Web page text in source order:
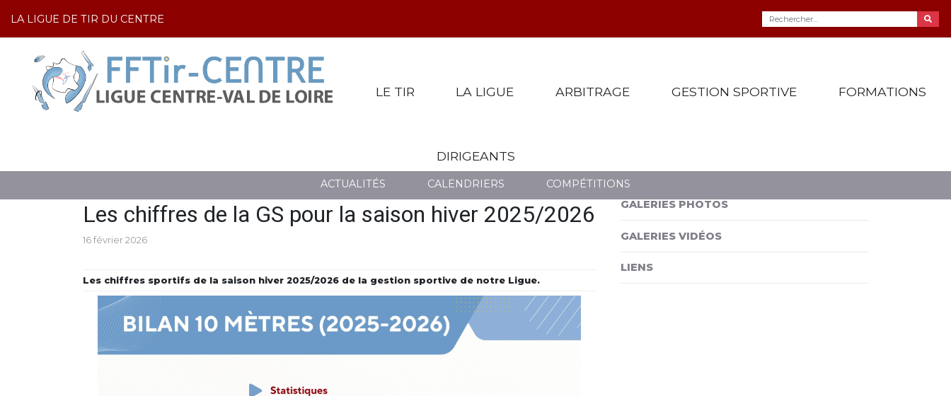
LA LIGUE DE TIR DU CENTRE
LE TIR LA LIGUE ARBITRAGE GESTION SPORTIVE FORMATIONS
DIRIGEANTS
ACTUALITÉS CALENDRIERS COMPÉTITIONS
LE TIR GESTION SPORTIVE ACTUALITÉ LES CHIFFRES DE LA GS POUR LA SAISON HIVER 2025/2026
Les chiffres de la GS pour la saison hiver 2025/2026
16 février 2026
Les chiffres sportifs de la saison hiver 2025/2026 de la gestion sportive de notre Ligue.
GALERIES PHOTOS
GALERIES VIDÉOS
LIENS